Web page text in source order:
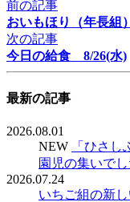
前の記事
おいもほり（年長組）
次の記事
今日の給食 8/26(水)
最新の記事
2026.08.01
NEW
「ひさ
園児の集いでし
2026.07.24
いちご組の新